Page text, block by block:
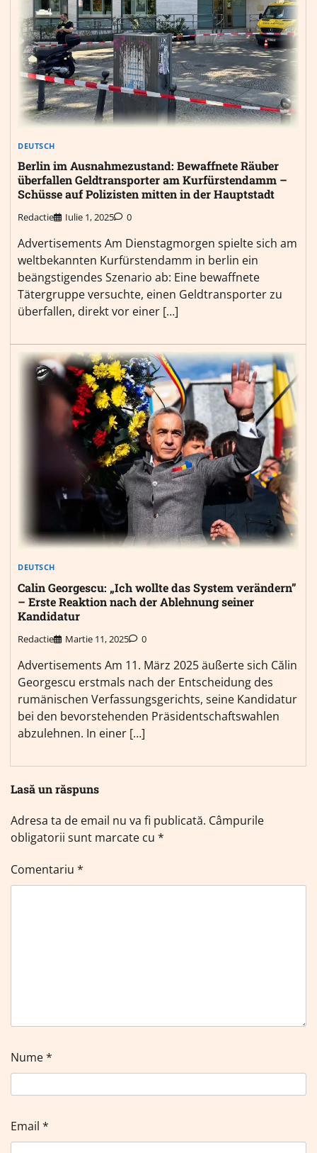
DEUTSCH
Berlin im Ausnahmezustand: Bewaffnete Räuber
überfallen Geldtransporter am Kurfürstendamm –
Schüsse auf Polizisten mitten in der Hauptstadt
Redactie Iulie 1, 2025 0
Advertisements Am Dienstagmorgen spielte sich am
weltbekannten Kurfürstendamm in berlin ein
beängstigendes Szenario ab: Eine bewaffnete
Tätergruppe versuchte, einen Geldtransporter zu
überfallen, direkt vor einer […]
DEUTSCH
Calin Georgescu: „Ich wollte das System verändern”
– Erste Reaktion nach der Ablehnung seiner
Kandidatur
Redactie Martie 11, 2025 0
Advertisements Am 11. März 2025 äußerte sich Călin
Georgescu erstmals nach der Entscheidung des
rumänischen Verfassungsgerichts, seine Kandidatur
bei den bevorstehenden Präsidentschaftswahlen
abzulehnen. In einer […]
Lasă un răspuns
Adresa ta de email nu va fi publicată. Câmpurile
obligatorii sunt marcate cu *
Comentariu *
Nume*
Email *